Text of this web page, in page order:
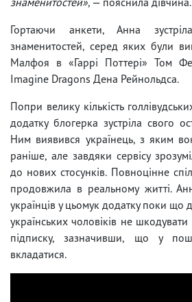
Гортаючи анкети, Анна
знаменитостей, серед яких були
Малфоя в «Гаррі Поттері» Том
Imagine Dragons Дена Рейнольдса.
Попри велику кількість
додатку блогерка зустріла свого
Ним виявився українець, з яким
раніше, але завдяки сервісу
до нових стосунків. Повноцінне
продовжила в реальному житті.
українців у цьомук додатку поки що
українських чоловіків не
підписку, зазначивши, що у
вкладатися.